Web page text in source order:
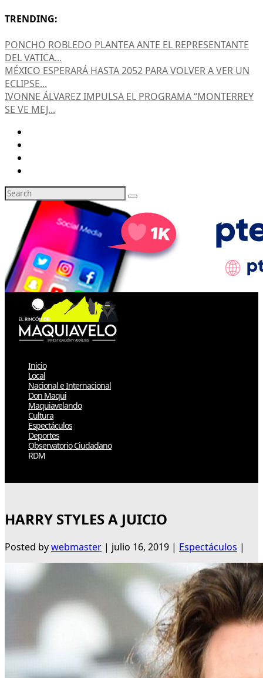
TRENDING:
PONCHO ROBLEDO PLANTEA ANTE EL REPRESENTANTE
DEL VATICA...
MÉXICO ESPERARÁ HASTA 2052 PARA VOLVER A VER UN
ECLIPSE...
IVONNE ÁLVAREZ IMPULSA EL PROGRAMA “MONTERREY
SE VE MEJ...
Inicio
Local
Nacional e Internacional
Don Maqui
Maquiavelando
Cultura
Espectáculos
Deportes
Observatorio Ciudadano
RDM
HARRY STYLES A JUICIO
Posted bywebmaster | julio 16, 2019 | Espectáculos |